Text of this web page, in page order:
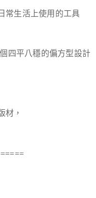
常生活上使用的工具
四平八穩的偏方型設計
材，